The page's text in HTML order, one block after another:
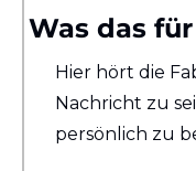
Was das
Hier hört die
Nachricht zu
persönlich zu